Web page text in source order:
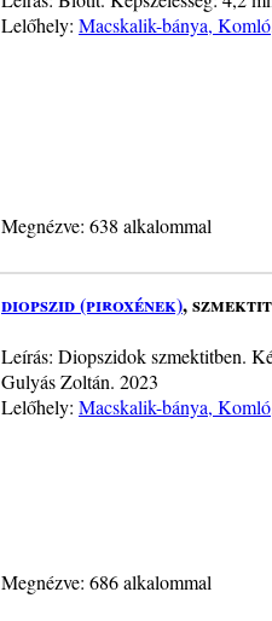
Lelőhely: Macskalik-bánya,
Megnézve: 638 alkalommal
diopszid (piroxének),
Leírás: Diopszidok szmektitben.
Gulyás Zoltán. 2023
Lelőhely: Macskalik-bánya,
Megnézve: 686 alkalommal